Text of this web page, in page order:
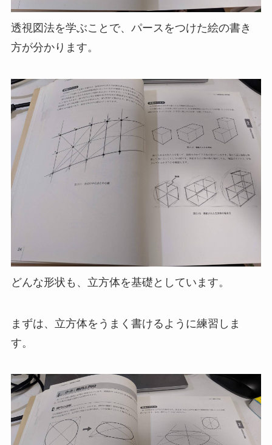
透視図法を学ぶことで、パースをつけた絵の書き
方が分かります。
どんな形状も、立方体を基礎としています。
まずは、立方体をうまく書けるように練習しま
す。